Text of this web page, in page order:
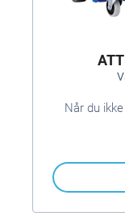
Når du